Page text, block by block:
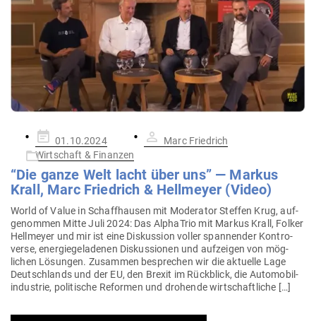
Gepostet
am
01.10.2024
Marc Friedrich
Wirtschaft & Finanzen
“Die ganze Welt lacht über uns” — Markus
Krall, Marc Friedrich & Hell­meyer (Video)
World of Value in Schaff­hausen mit Mode­rator Steffen Krug, auf­
ge­nommen Mitte Juli 2024: Das AlphaTrio mit Markus Krall, Folker
Hell­meyer und mir ist eine Dis­kussion voller span­nender Kon­tro­
verse, ener­gie­ge­la­denen Dis­kus­sionen und auf­zeigen von mög­
lichen Lösungen. Zusammen besprechen wir die aktuelle Lage
Deutsch­lands und der EU, den Brexit im Rück­blick, die Auto­mo­bil­
in­dustrie, poli­tische Reformen und dro­hende wirtschaftliche […]